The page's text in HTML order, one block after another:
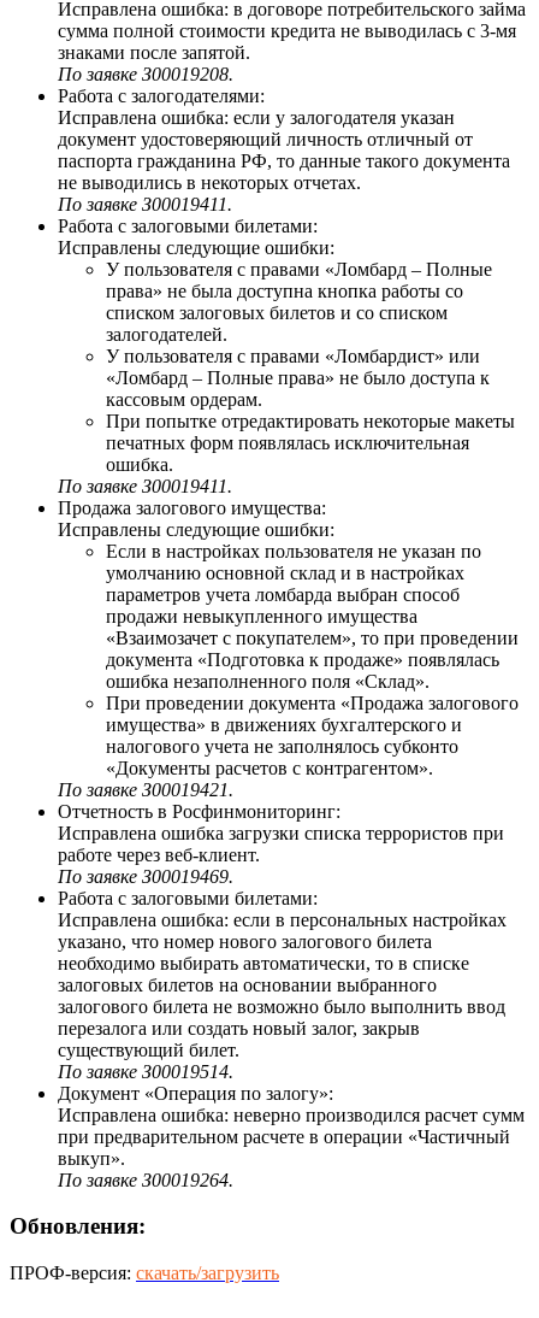
Исправлена ошибка: в договоре потребительского займа
сумма полной стоимости кредита не выводилась с 3-мя
знаками после запятой.
По заявке З00019208.
Работа с залогодателями:
Исправлена ошибка: если у залогодателя указан
документ удостоверяющий личность отличный от
паспорта гражданина РФ, то данные такого документа
не выводились в некоторых отчетах.
По заявке З00019411.
Работа с залоговыми билетами:
Исправлены следующие ошибки:
У пользователя с правами «Ломбард – Полные
права» не была доступна кнопка работы со
списком залоговых билетов и со списком
залогодателей.
У пользователя с правами «Ломбардист» или
«Ломбард – Полные права» не было доступа к
кассовым ордерам.
При попытке отредактировать некоторые макеты
печатных форм появлялась исключительная
ошибка.
По заявке З00019411.
Продажа залогового имущества:
Исправлены следующие ошибки:
Если в настройках пользователя не указан по
умолчанию основной склад и в настройках
параметров учета ломбарда выбран способ
продажи невыкупленного имущества
«Взаимозачет с покупателем», то при проведении
документа «Подготовка к продаже» появлялась
ошибка незаполненного поля «Склад».
При проведении документа «Продажа залогового
имущества» в движениях бухгалтерского и
налогового учета не заполнялось субконто
«Документы расчетов с контрагентом».
По заявке З00019421.
Отчетность в Росфинмониторинг:
Исправлена ошибка загрузки списка террористов при
работе через веб-клиент.
По заявке З00019469.
Работа с залоговыми билетами:
Исправлена ошибка: если в персональных настройках
указано, что номер нового залогового билета
необходимо выбирать автоматически, то в списке
залоговых билетов на основании выбранного
залогового билета не возможно было выполнить ввод
перезалога или создать новый залог, закрыв
существующий билет.
По заявке З00019514.
Документ «Операция по залогу»:
Исправлена ошибка: неверно производился расчет сумм
при предварительном расчете в операции «Частичный
выкуп».
По заявке З00019264.
Обновления:
ПРОФ-версия: скачать/загрузить